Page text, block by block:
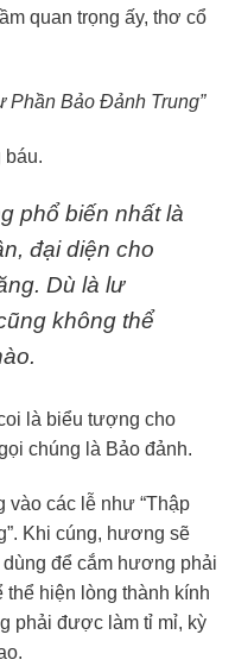
quan trọng ấy, thơ cổ
Phần Bảo Đảnh Trung”
báu.
phổ biến nhất là
đại diện cho
Dù là lư
không thể
là biểu tượng cho
chúng là Bảo đảnh.
các lễ như “Thập
Khi cúng, hương sẽ
để cắm hương phải
thể hiện lòng thành kính
phải được làm tỉ mỉ, kỳ